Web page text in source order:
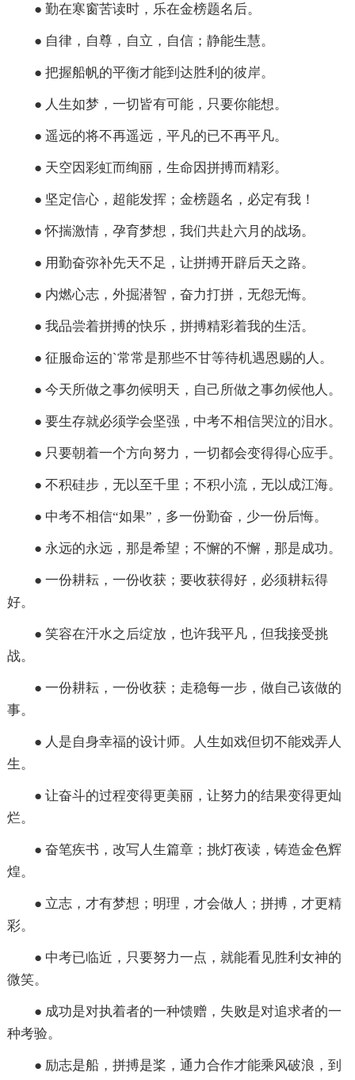
● 勤在寒窗苦读时，乐在金榜题名后。
● 自律，自尊，自立，自信；静能生慧。
● 把握船帆的平衡才能到达胜利的彼岸。
● 人生如梦，一切皆有可能，只要你能想。
● 遥远的将不再遥远，平凡的已不再平凡。
● 天空因彩虹而绚丽，生命因拼搏而精彩。
● 坚定信心，超能发挥；金榜题名，必定有我！
● 怀揣激情，孕育梦想，我们共赴六月的战场。
● 用勤奋弥补先天不足，让拼搏开辟后天之路。
● 内燃心志，外掘潜智，奋力打拼，无怨无悔。
● 我品尝着拼搏的快乐，拼搏精彩着我的生活。
● 征服命运的`常常是那些不甘等待机遇恩赐的人。
● 今天所做之事勿候明天，自己所做之事勿候他人。
● 要生存就必须学会坚强，中考不相信哭泣的泪水。
● 只要朝着一个方向努力，一切都会变得得心应手。
● 不积硅步，无以至千里；不积小流，无以成江海。
● 中考不相信“如果”，多一份勤奋，少一份后悔。
● 永远的永远，那是希望；不懈的不懈，那是成功。
● 一份耕耘，一份收获；要收获得好，必须耕耘得
好。
● 笑容在汗水之后绽放，也许我平凡，但我接受挑
战。
● 一份耕耘，一份收获；走稳每一步，做自己该做的
事。
● 人是自身幸福的设计师。人生如戏但切不能戏弄人
生。
● 让奋斗的过程变得更美丽，让努力的结果变得更灿
烂。
● 奋笔疾书，改写人生篇章；挑灯夜读，铸造金色辉
煌。
● 立志，才有梦想；明理，才会做人；拼搏，才更精
彩。
● 中考已临近，只要努力一点，就能看见胜利女神的
微笑。
● 成功是对执着者的一种馈赠，失败是对追求者的一
种考验。
● 励志是船，拼搏是桨，通力合作才能乘风破浪，到